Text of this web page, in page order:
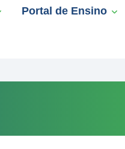
Portal de Ensino